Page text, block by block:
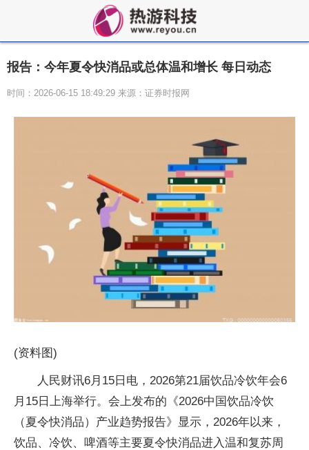
报告：今年夏令快消品或总体温和增长 每日动态
时间：2026-06-15 18:49:29 来源：证券时报网
(资料图)
人民财讯6月15日电，2026第21届饮品冷饮年会6
月15日上海举行。会上发布的《2026中国饮品冷饮
（夏令快消品）产业趋势报告》显示，2026年以来，
饮品、冷饮、啤酒等主要夏令快消品进入温和复苏周